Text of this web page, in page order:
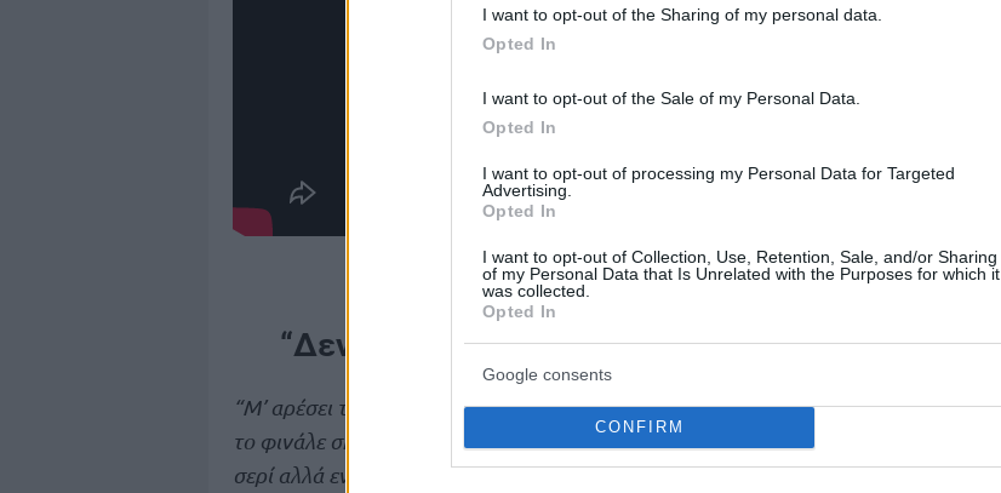
I want to opt-out of the Sharing of my personal data.
Opted In
I want to opt-out of the Sale of my Personal Data.
Opted In
I want to opt-out of processing my Personal Data for Targeted
Advertising.
Opted In
I want to opt-out of Collection, Use, Retention, Sale, and/or Sharing
of my Personal Data that Is Unrelated with the Purposes for which it
was collected.
Opted In
Google consents
CONFIRM
“Δεν είμαστε αυτό που γράφει το ρεκόρ μας”
“Μ’ αρέσει το ανταγωνιστικό πρόσωπο που δείχνουμε. Μέχρι και έξι λεπτά πριν
το φινάλε σήμερα (σ.σ χθες) ήμασταν μέσα στο παιχνίδι. Ο Ολυμπιακός είχε ένα
σερί αλλά εντάξει, ξέρεις πως είναι ο Ολυμπιακός. Έπρεπε να είμαστε έτοιμοι για